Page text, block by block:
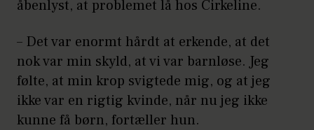
åbenlyst, at problemet lå hos Cirkeline.
– Det var enormt hårdt at erkende, at det
nok var min skyld, at vi var barnløse. Jeg
følte, at min krop svigtede mig, og at jeg
ikke var en rigtig kvinde, når nu jeg ikke
kunne få børn, fortæller hun.